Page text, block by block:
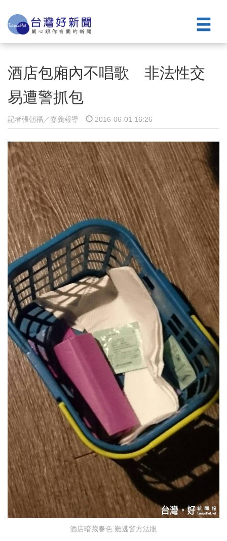
酒店包廂內不唱歌 非法性交
易遭警抓包
記者張朝福／嘉義報導 2016-06-01 16:26
酒店暗藏春色 難逃警方法眼